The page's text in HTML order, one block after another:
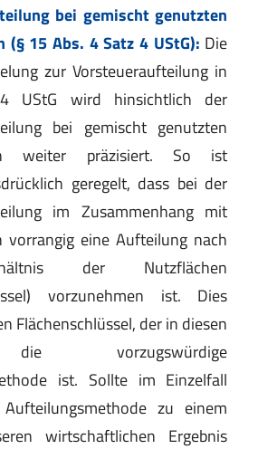
bei gemischt genutzten
(§ 15 Abs. 4 Satz 4 UStG): Die
zur Vorsteueraufteilung in
UStG wird hinsichtlich der
bei gemischt genutzten
weiter präzisiert. So ist
geregelt, dass bei der
im Zusammenhang mit
vorrangig eine Aufteilung nach
der Nutzflächen
vorzunehmen ist. Dies
Flächenschlüssel, der in diesen
vorzugswürdige
ist. Sollte im Einzelfall
zu einem
wirtschaftlichen Ergebnis